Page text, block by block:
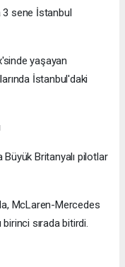
sene İstanbul
yaşayan
İstanbul'daki
Britanyalı pilotlar
McLaren-Mercedes
sırada bitirdi.